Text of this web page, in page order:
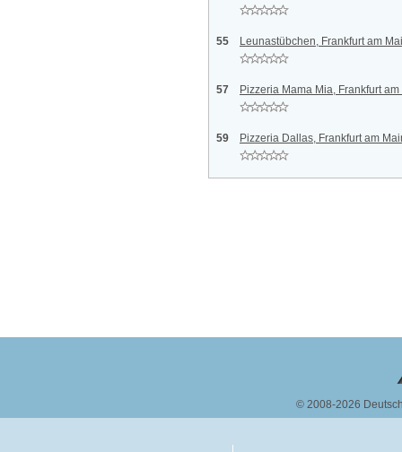
55 Leunastübchen, Frankfurt am
57 Pizzeria Mama Mia, Frankfurt
59 Pizzeria Dallas, Frankfurt am
© 2008-2026